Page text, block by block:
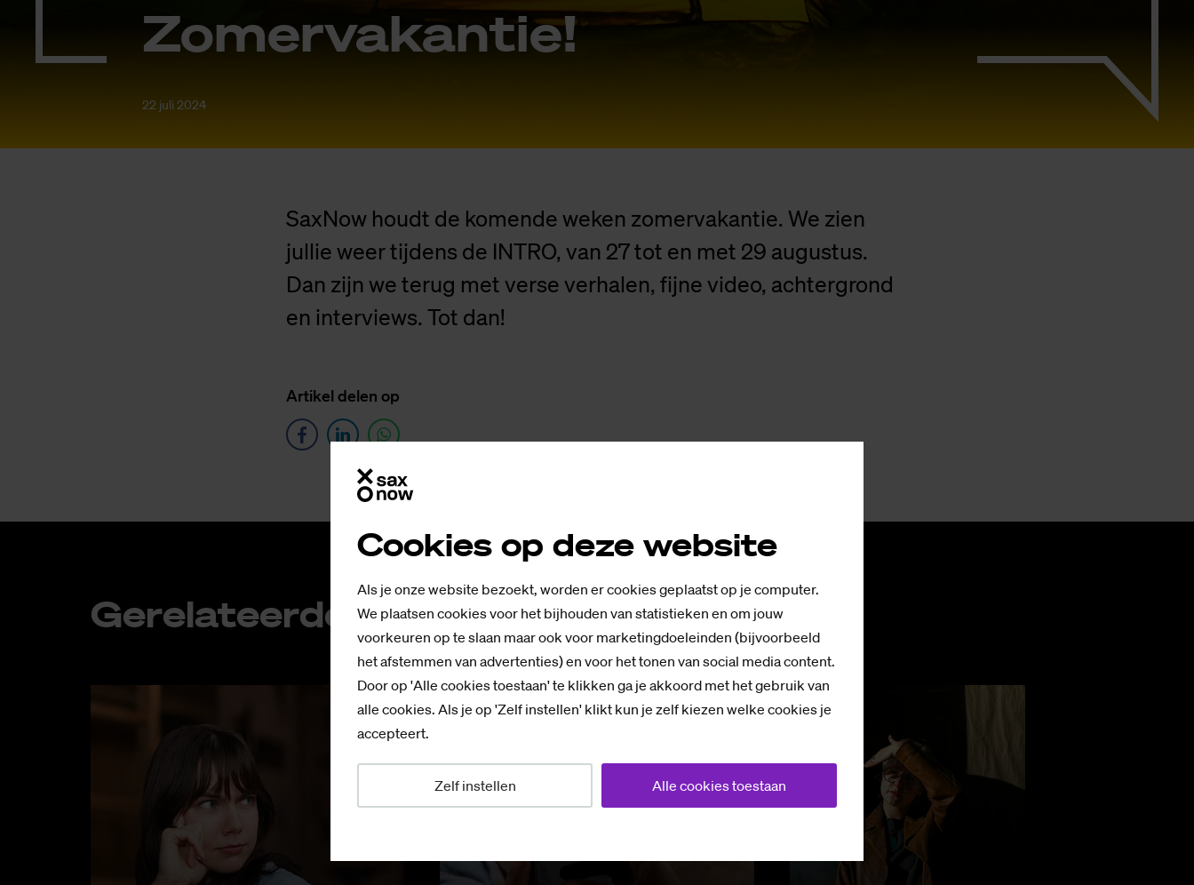
Cookies op deze website
Als je onze website bezoekt, worden er cookies geplaatst op je computer.
We plaatsen cookies voor het bijhouden van statistieken en om jouw
voorkeuren op te slaan maar ook voor marketingdoeleinden (bijvoorbeeld
het afstemmen van advertenties) en voor het tonen van social media content.
Door op 'Alle cookies toestaan' te klikken ga je akkoord met het gebruik van
alle cookies. Als je op 'Zelf instellen' klikt kun je zelf kiezen welke cookies je
accepteert.
Zelf instellen Alle cookies toestaan
Zo­mer­va­kan­tie!
22 juli 2024
SaxNow houdt de komende weken zomervakantie. We zien
jullie weer tijdens de INTRO, van 27 tot en met 29 augustus.
Dan zijn we terug met verse verhalen, fijne video, achtergrond
en interviews. Tot dan!
Ar­ti­kel de­len op
Ge­re­la­teer­de ar­ti­ke­len